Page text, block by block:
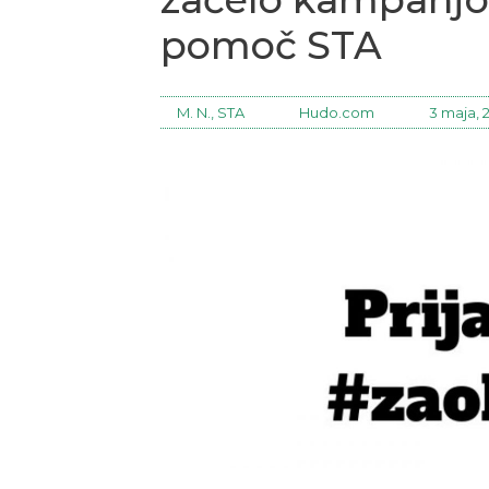
pomoč STA
M. N., STA Hudo.com 3 maja,